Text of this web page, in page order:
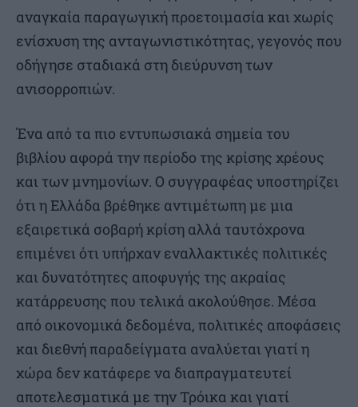
αναγκαία παραγωγική προετοιμασία και χωρίς
ενίσχυση της ανταγωνιστικότητας, γεγονός που
οδήγησε σταδιακά στη διεύρυνση των
ανισορροπιών.
Ένα από τα πιο εντυπωσιακά σημεία του
βιβλίου αφορά την περίοδο της κρίσης χρέους
και των μνημονίων. Ο συγγραφέας υποστηρίζει
ότι η Ελλάδα βρέθηκε αντιμέτωπη με μια
εξαιρετικά σοβαρή κρίση αλλά ταυτόχρονα
επιμένει ότι υπήρχαν εναλλακτικές πολιτικές
και δυνατότητες αποφυγής της ακραίας
κατάρρευσης που τελικά ακολούθησε. Μέσα
από οικονομικά δεδομένα, πολιτικές αποφάσεις
και διεθνή παραδείγματα αναλύεται γιατί η
χώρα δεν κατάφερε να διαπραγματευτεί
αποτελεσματικά με την Τρόικα και γιατί